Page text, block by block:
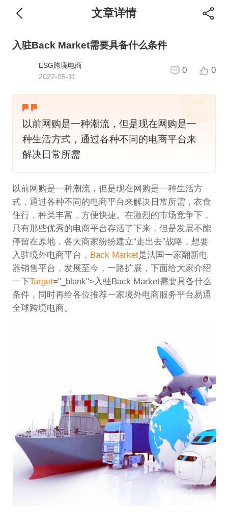
文章详情
入驻Back Market需要具备什么条件
ESG跨境电商
2022-05-11
0 0
以前网购是一种潮流，但是现在网购是一
种生活方式，通过各种不同的电商平台来
解决日常所需
以前网购是一种潮流，但是现在网购是一种生活方
式，通过各种不同的电商平台来解决日常所需，衣食
住行，种类丰富，方便快捷。在激烈的市场竞争下，
只有那些优秀的电商平台存活了下来，但是发展不能
停留在原地，各大商家纷纷建立“走出去”战略，想要
入驻境外电商平台， Back Market是法国一家翻新电
器销售平台，发展至今，一路扩展，下面给大家介绍
一下Target="_blank">入驻Back Market需要具备什么
条件，同时再给各位推荐一家境外电商服务平台易通
全球跨境电商。